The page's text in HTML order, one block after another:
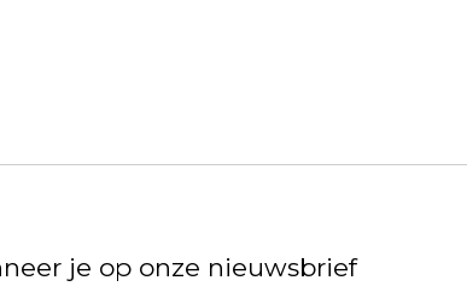
je op onze nieuwsbrief